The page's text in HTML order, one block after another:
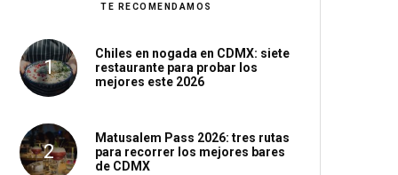
TE RECOMENDAMOS
Chiles en nogada en CDMX: siete
restaurante para probar los
mejores este 2026
Matusalem Pass 2026: tres rutas
para recorrer los mejores bares
de CDMX